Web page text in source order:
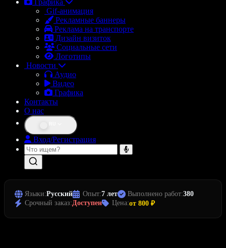
Графика
Gif-анимация
Рекламные баннеры
Реклама на транспорте
Дизайн визиток
Социальные сети
Логотипы
Новости
Аудио
Видео
Графика
Контакты
О нас
Вход/Регистрация
Языки:Русский Опыт:7 лет Выполнено работ:380
Срочный заказ:Доступен Цена:от 800 ₽